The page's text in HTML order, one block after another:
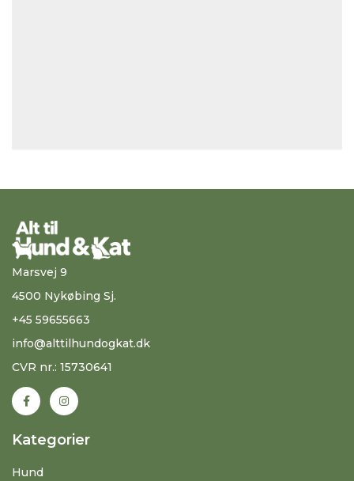
Marsvej 9
4500 Nykøbing Sj.
+45 59655663
info@alttilhundogkat.dk
CVR nr.: 15730641
Kategorier
Hund